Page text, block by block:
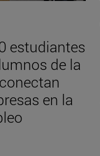
estudiantes
de la
en la